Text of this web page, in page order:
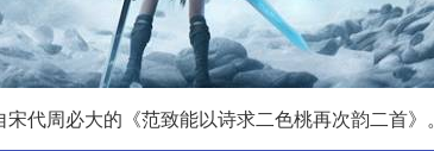
宋代周必大的《范致能以诗求二色桃再次韵二首》。